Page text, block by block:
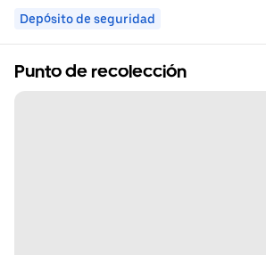
Depósito de seguridad
Punto de recolección